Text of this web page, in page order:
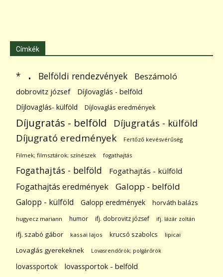
Címkék
* . Belföldi rendezvények Beszámoló
dobrovitz józsef
Díjlovaglás - belföld
Díjlovaglás- külföld
Díjlovaglás eredmények
Díjugratás - belföld Díjugratás - külföld
Díjugrató eredmények Fertőző kevésvérűség
Filmek; filmsztárok; színészek fogathajtás
Fogathajtás - belföld Fogathajtás - külföld
Fogathajtás eredmények Galopp - belföld
Galopp - külföld Galopp eredmények horváth balázs
hugyecz mariann humor ifj. dobrovitz józsef ifj. lázár zoltán
ifj. szabó gábor kassai lajos krucsó szabolcs lipicai
Lovaglás gyerekeknek Lovasrendőrök; polgárőrök
lovassportok lovassportok - belföld